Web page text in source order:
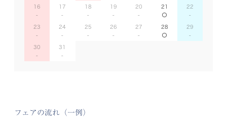
16 17 18 19 20 21 22
23 24 25 26 27 28 29
30 31
フェアの流れ（一例）